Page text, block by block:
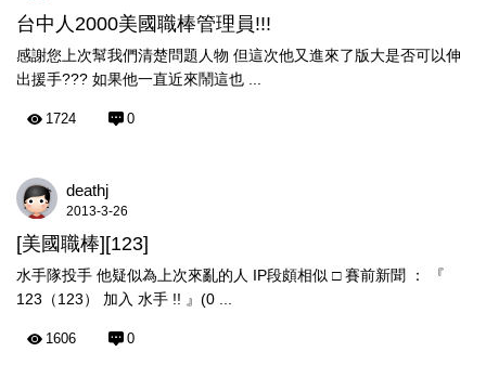
台中人2000美國職棒管理員!!!
感謝您上次幫我們清楚問題人物 但這次他又進來了版大是否可以伸
出援手??? 如果他一直近來鬧這也 ...
1724 0
deathj
2013-3-26
[美國職棒][123]
水手隊投手 他疑似為上次來亂的人 IP段頗相似 □ 賽前新聞 ： 『
123（123） 加入 水手 !! 』(0 ...
1606 0